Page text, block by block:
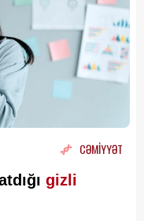
CƏMİYYƏT
gizli